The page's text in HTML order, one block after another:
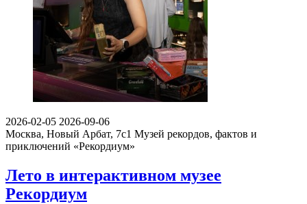
2026-02-05 2026-09-06
Москва, Новый Арбат, 7с1 Музей рекордов, фактов и
приключений «Рекордиум»
Лето в интерактивном музее
Рекордиум